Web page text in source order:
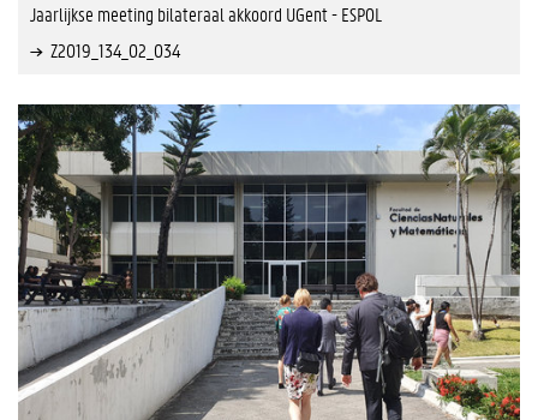
Jaarlijkse meeting bilateraal akkoord UGent - ESPOL
Z2019_134_02_034